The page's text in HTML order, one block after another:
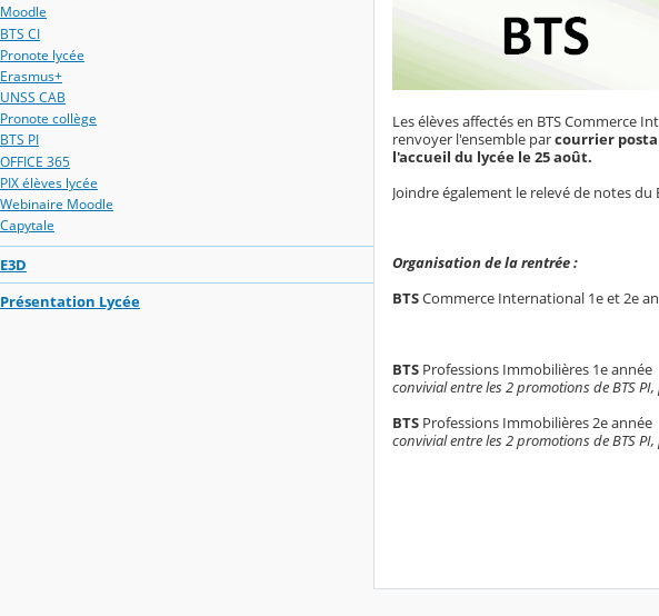
Moodle
BTS CI
Pronote lycée
Erasmus+
UNSS CAB
Pronote collège
BTS PI
OFFICE 365
PIX élèves lycée
Webinaire Moodle
Capytale
E3D
Présentation Lycée
Les élèves affectés en BTS Commerce
renvoyer l'ensemble parcourrier
l'accueil du lycée le 25 août.
Joindre également le relevé de notes du
Organisation de la rentrée :
BTSCommerce International 1e et 2e
BTS Professions Immobilières 1e
convivial entre les 2 promotions de BTS
BTS Professions Immobilières 2e
convivial entre les 2 promotions de BTS